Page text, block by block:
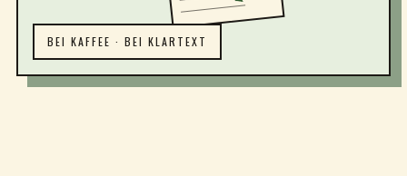
BEI KAFFEE · BEI KLARTEXT